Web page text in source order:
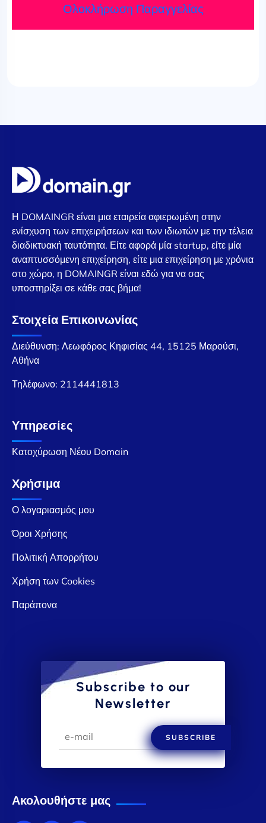
Ολοκλήρωση Παραγγελίας
Η DOMAINGR είναι μια εταιρεία αφιερωμένη στην
ενίσχυση των επιχειρήσεων και των ιδιωτών με την τέλεια
διαδικτυακή ταυτότητα. Είτε αφορά μία startup, είτε μία
αναπτυσσόμενη επιχείρηση, είτε μια επιχείρηση με χρόνια
στο χώρο, η DOMAINGR είναι εδώ για να σας
υποστηρίξει σε κάθε σας βήμα!
Στοιχεία Επικοινωνίας
Διεύθυνση: Λεωφόρος Κηφισίας 44, 15125 Μαρούσι,
Αθήνα
Τηλέφωνο: 2114441813
Υπηρεσίες
Κατοχύρωση Νέου Domain
Χρήσιμα
Ο λογαριασμός μου
Όροι Χρήσης
Πολιτική Απορρήτου
Χρήση των Cookies
Παράπονα
Subscribe to our
Newsletter
SUBSCRIBE
Ακολουθήστε μας